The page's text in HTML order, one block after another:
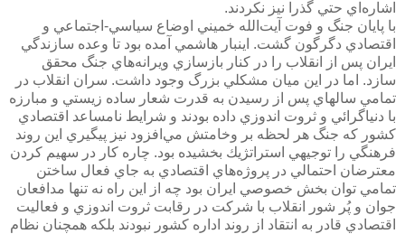
اشاره‌اي حتي گذرا نيز نكردند.
با پايان جنگ و فوت آيت‌الله خميني اوضاع سياسي-اجتماعي و
اقتصادي دگرگون گشت. اينبار هاشمي آمده بود تا وعده سازندگي
ايران پس از انقلاب را در كنار بازسازي ويرانه‌هاي جنگ محقق
سازد. اما در اين ميان مشكلي بزرگ وجود داشت. سران انقلاب در
تمامي سالهاي پس از رسيدن به قدرت شعار ساده زيستي و مبارزه
با دنياگرائي و ثروت اندوزي داده بودند و شرايط نامساعد اقتصادي
كشور كه جنگ هر لحظه بر وخامتش مي‌افزود نيز پيگيري اين روند
فرهنگي را توجيهي استراتژيك بخشيده بود. چاره كار در سهيم كردن
معترضان احتمالي در پروژه‌هاي اقتصادي به جاي فعال ساختن
تمامي توان بخش خصوصي ايران بود چه از اين راه نه تنها مدافعان
جوان و پُر شور انقلاب با شركت در رقابت ثروت اندوزي و فعاليت
اقتصادي قادر به انتقاد از روند اداره كشور نبودند بلكه همچنان نظام